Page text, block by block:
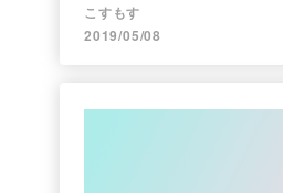
こすもす
2019/05/08